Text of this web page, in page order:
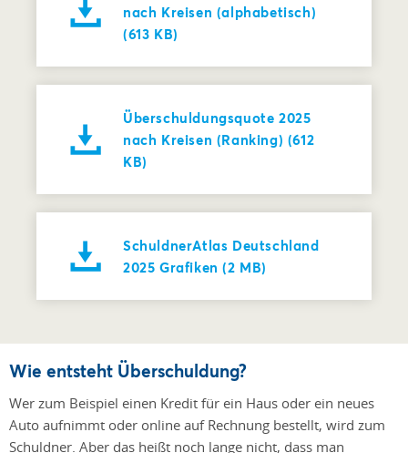
nach Kreisen (alphabetisch)
(613 KB)
Überschuldungsquote 2025
nach Kreisen (Ranking) (612
KB)
SchuldnerAtlas Deutschland
2025 Grafiken (2 MB)
Wie entsteht Überschuldung?
Wer zum Beispiel einen Kredit für ein Haus oder ein neues
Auto aufnimmt oder online auf Rechnung bestellt, wird zum
Schuldner. Aber das heißt noch lange nicht, dass man